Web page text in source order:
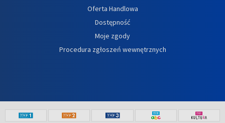
Oferta Handlowa
Dostępność
Moje zgody
Procedura zgłoszeń wewnętrznych